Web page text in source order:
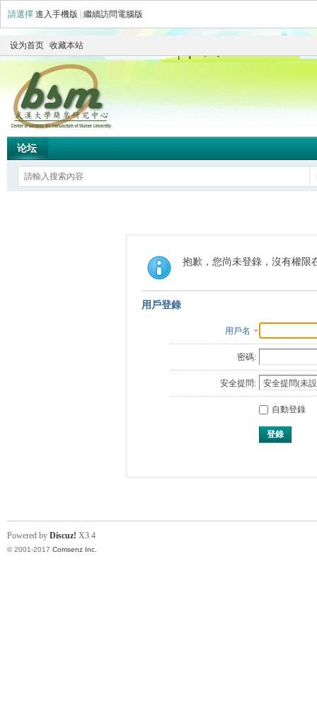
請選擇 進入手機版 繼續訪問電腦版
设为首页 收藏本站
论坛
抱歉，您尚未登錄，沒有權限
用戶登錄
用戶名
密碼:
安全提問:
自動登錄
登錄
Powered by Discuz! X3.4
© 2001-2017 Comsenz Inc.